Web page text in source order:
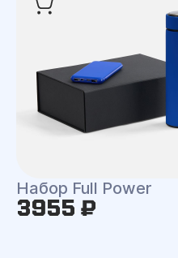
Набор Full Power
3955 ₽